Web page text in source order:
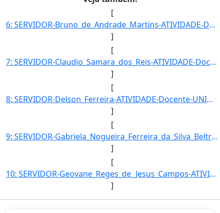
[
6: SERVIDOR-Bruno_de_Andrade_Martins-ATIVIDADE-Docente-UNIDADE_EM_EXERCICIO-UENS-HID-CARGO-Professor_do]
]
[
7: SERVIDOR-Claudio_Samara_dos_Reis-ATIVIDADE-Docente-UNIDADE_EM_EXERCICIO-UENS-HID-CARGO-Professor_do_]
]
[
8: SERVIDOR-Delson_Ferreira-ATIVIDADE-Docente-UNIDADE_EM_EXERCICIO-UENS-HID-CARGO-Professor_do_Ensino_B]
]
[
9: SERVIDOR-Gabriela_Nogueira_Ferreira_da_Silva_Beltrao-ATIVIDADE-Docente-UNIDADE_EM_EXERCICIO-UENS-HID]
]
[
10: SERVIDOR-Geovane_Reges_de_Jesus_Campos-ATIVIDADE-Coordenador_dos_Cursos_Tecnicos_em_Informatica-UNID]
]